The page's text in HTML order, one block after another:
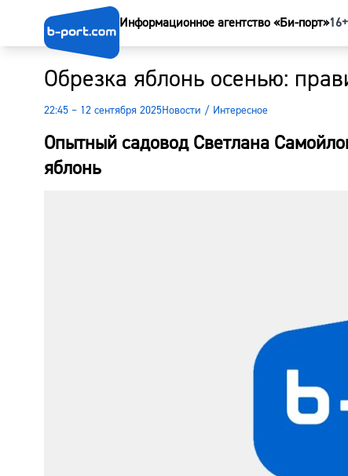
Информационное агентство «Би-порт»16+
Обрезка яблонь осенью:
22:45 – 12 сентября 2025Новости / Интересное
Опытный садовод Светлана
яблонь